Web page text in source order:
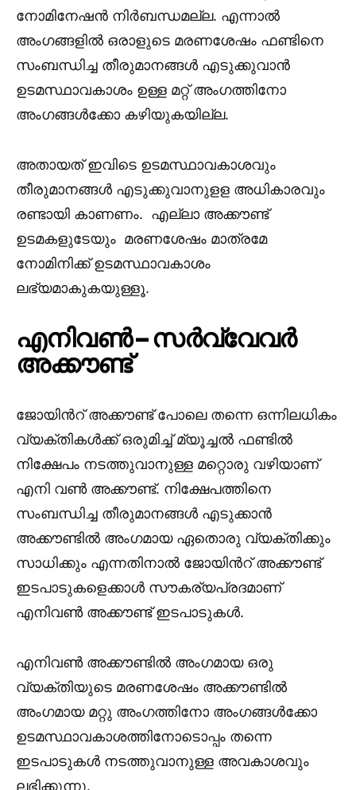
നോമിനേഷൻ നിർബന്ധമല്ല. എന്നാൽ
അംഗങ്ങളിൽ ഒരാളുടെ മരണശേഷം ഫണ്ടിനെ
സംബന്ധിച്ച തീരുമാനങ്ങൾ എടുക്കുവാൻ
ഉടമസ്ഥാവകാശം ഉള്ള മറ്റ് അംഗത്തിനോ
അംഗങ്ങൾക്കോ കഴിയുകയില്ല.
അതായത് ഇവിടെ ഉടമസ്ഥാവകാശവും
തീരുമാനങ്ങൾ എടുക്കുവാനുളള അധികാരവും
രണ്ടായി കാണണം. എല്ലാ അക്കൗണ്ട്
ഉടമകളുടേയും മരണശേഷം മാത്രമേ
നോമിനിക്ക് ഉടമസ്ഥാവകാശം
ലഭ്യമാകുകയുള്ളൂ.
എനിവൺ – സർവ്വേവർ
അക്കൗണ്ട്
ജോയിൻറ് അക്കൗണ്ട് പോലെ തന്നെ ഒന്നിലധികം
വ്യക്തികൾക്ക് ഒരുമിച്ച് മ്യൂച്ചൽ ഫണ്ടിൽ
നിക്ഷേപം നടത്തുവാനുള്ള മറ്റൊരു വഴിയാണ്
എനി വൺ അക്കൗണ്ട്. നിക്ഷേപത്തിനെ
സംബന്ധിച്ച തീരുമാനങ്ങൾ എടുക്കാൻ
അക്കൗണ്ടിൽ അംഗമായ ഏതൊരു വ്യക്തിക്കും
സാധിക്കും എന്നതിനാൽ ജോയിൻറ് അക്കൗണ്ട്
ഇടപാടുകളെക്കാൾ സൗകര്യപ്രദമാണ്
എനിവൺ അക്കൗണ്ട് ഇടപാടുകൾ.
എനിവൺ അക്കൗണ്ടിൽ അംഗമായ ഒരു
വ്യക്തിയുടെ മരണശേഷം അക്കൗണ്ടിൽ
അംഗമായ മറ്റു അംഗത്തിനോ അംഗങ്ങൾക്കോ
ഉടമസ്ഥാവകാശത്തിനോടൊപ്പം തന്നെ
ഇടപാടുകൾ നടത്തുവാനുള്ള അവകാശവും
ലഭിക്കുന്നു.